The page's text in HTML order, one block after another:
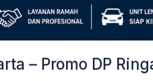
– Promo DP